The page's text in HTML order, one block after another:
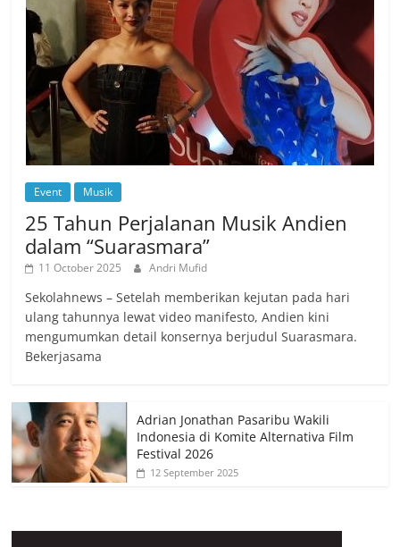
Event Musik
25 Tahun Perjalanan Musik Andien
dalam “Suarasmara”
11 October 2025 Andri Mufid
Sekolahnews – Setelah memberikan kejutan pada hari
ulang tahunnya lewat video manifesto, Andien kini
mengumumkan detail konsernya berjudul Suarasmara.
Bekerjasama
Adrian Jonathan Pasaribu Wakili
Indonesia di Komite Alternativa Film
Festival 2026
12 September 2025